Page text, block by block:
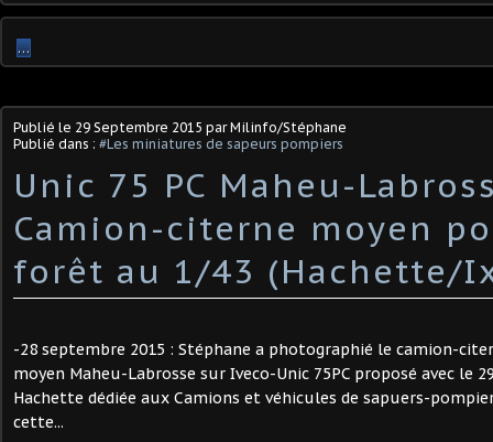
…
Publié le 29 Septembre 2015 par Milinfo/Stéphane
Publié dans : #Les miniatures de sapeurs pompiers
Unic 75 PC Maheu-
Camion-citerne moyen
forêt au 1/43 (Hachette/
-28 septembre 2015 : Stéphane a photographié le camion-
moyen Maheu-Labrosse sur Iveco-Unic 75PC proposé avec le
Hachette dédiée aux Camions et véhicules de sapuers-
cette...